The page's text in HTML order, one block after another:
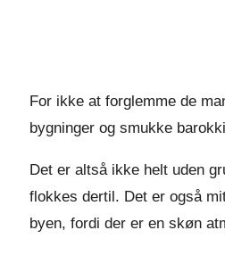
For ikke at forglemme de
bygninger og smukke
Det er altså ikke helt uden
flokkes dertil. Det er også
byen, fordi der er en skøn